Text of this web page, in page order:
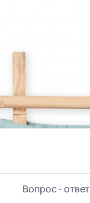
Вопрос - ответ